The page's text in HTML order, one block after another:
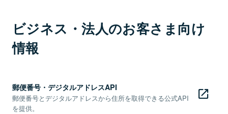
ビジネス・法人のお客さま向け
情報
郵便番号・デジタルアドレスAPI
郵便番号とデジタルアドレスから住所を取得できる公式API
を提供。